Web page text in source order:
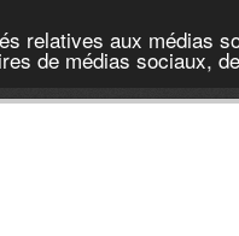
relatives aux médias
de médias sociaux,